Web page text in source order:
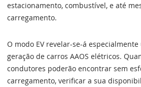
estacionamento, combustível, e até
carregamento.
O modo EV revelar-se-á
geração de carros AAOS elétricos.
condutores poderão encontrar sem
carregamento, verificar a sua